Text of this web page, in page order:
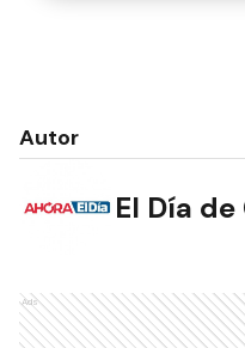
Autor
El Día
Ads